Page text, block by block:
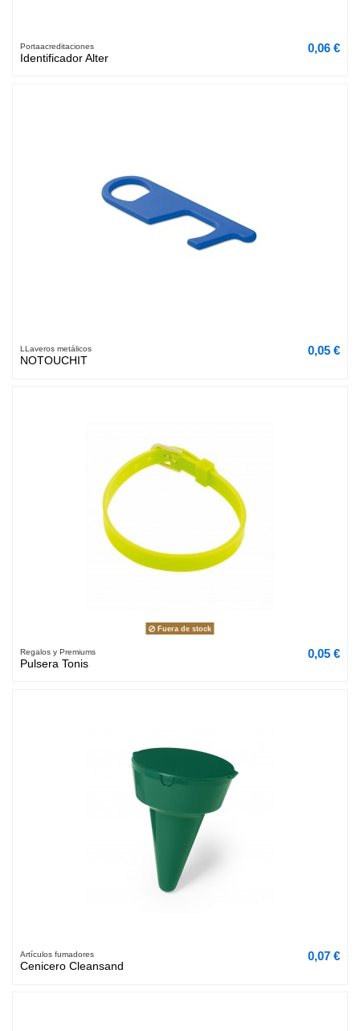
Portaacreditaciones
Identificador Alter
0,06 €
LLaveros metálicos
NOTOUCHIT
0,05 €
Fuera de stock
Regalos y Premiums
Pulsera Tonis
0,05 €
Artículos fumadores
Cenicero Cleansand
0,07 €